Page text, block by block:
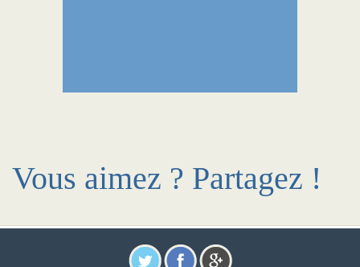
Vous aimez ? Partagez !